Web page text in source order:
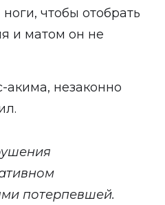
чтобы отобрать
и матом он не
акима, незаконно
потерпевшей.